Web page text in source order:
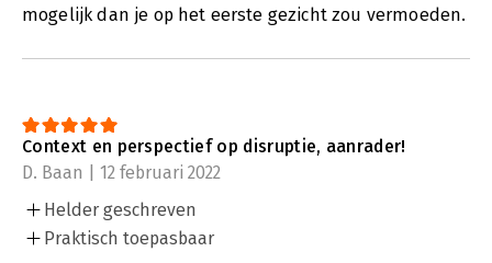
mogelijk dan je op het eerste gezicht zou vermoeden.
Context en perspectief op disruptie, aanrader!
D. Baan | 12 februari 2022
Helder geschreven
Praktisch toepasbaar